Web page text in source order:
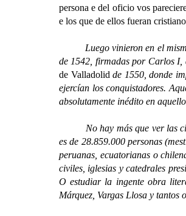
persona e del oficio vos
e los que de ellos fueran
Luego vinieron en el
de 1542, firmadas por Carlos I,
de Valladolid de 1550, donde
ejercían los conquistadores.
absolutamente inédito en
No hay más que ver las
es de 28.859.000 personas
peruanas, ecuatorianas o
civiles, iglesias y catedrales
O estudiar la ingente obra
Márquez, Vargas Llosa y tantos